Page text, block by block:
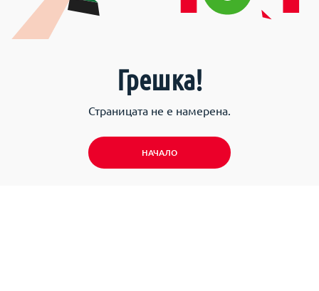
Грешка!
Страницата не е намерена.
НАЧАЛО